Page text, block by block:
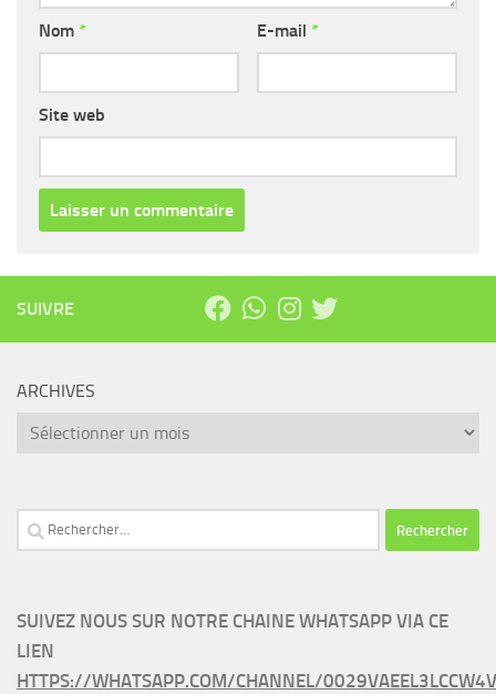
Nom * E-mail *
Site web
SUIVRE
ARCHIVES
Archives
Rechercher :
SUIVEZ NOUS SUR NOTRE CHAINE WHATSAPP VIA CE
LIEN
HTTPS://WHATSAPP.COM/CHANNEL/